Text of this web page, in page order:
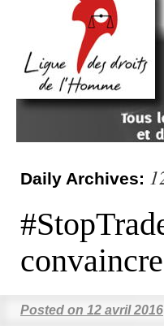
Daily Archives:
convaincre
Posted on 12 avril 2016